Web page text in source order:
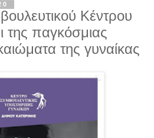
Κέντρου
της παγκόσμιας
της γυναίκας